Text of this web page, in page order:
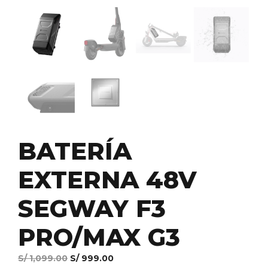
BATERÍA
EXTERNA 48V
SEGWAY F3
PRO/MAX G3
S/1,099.00 El
S/999.00El